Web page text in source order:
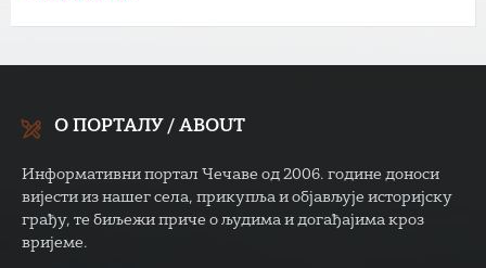
О ПОРТАЛУ / ABOUT
Информативни портал Чечаве од 2006. године доноси
вијести из нашег села, прикупља и објављује историјску
грађу, те биљежи приче о људима и догађајима кроз
вријеме.